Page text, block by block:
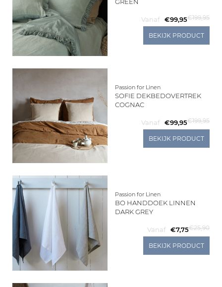
GREEN
Vanaf €99,95€199,95
BEKIJK PRODUCT
Passion for Linen
SOFIE DEKBEDOVERTREK
COGNAC
Vanaf €99,95€199,95
BEKIJK PRODUCT
Passion for Linen
BO HANDDOEK LINNEN
DARK GREY
Vanaf €7,75€25,90
BEKIJK PRODUCT